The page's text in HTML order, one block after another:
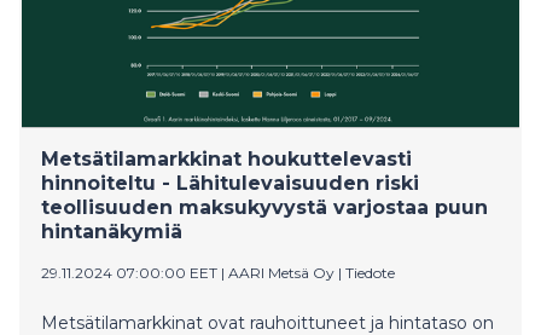
Metsätilamarkkinat houkuttelevasti
hinnoiteltu - Lähitulevaisuuden riski
teollisuuden maksukyvystä varjostaa puun
hintanäkymiä
29.11.2024 07:00:00 EET | AARI Metsä Oy | Tiedote
Metsätilamarkkinat ovat rauhoittuneet ja hintataso on